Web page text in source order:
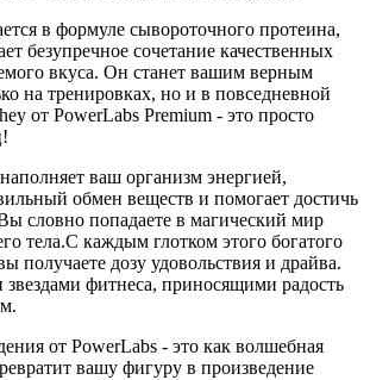
в формуле сывороточного протеина,
безупречное сочетание качественных
вкуса. Он станет вашим верным
на тренировках, но и в повседневной
от PowerLabs Premium - это просто
ваш организм энергией,
обмен веществ и помогает достичь
словно попадаете в магический мир
тела.С каждым глотком этого богатого
получаете дозу удовольствия и драйва.
звездами фитнеса, приносящими радость
от PowerLabs - это как волшебная
вашу фигуру в произведение